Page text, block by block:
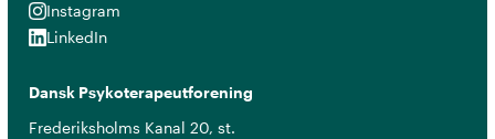
Instagram
Instagram
LinkedIn
LinkedIn
Dansk Psykoterapeutforening
Frederiksholms Kanal 20, st.